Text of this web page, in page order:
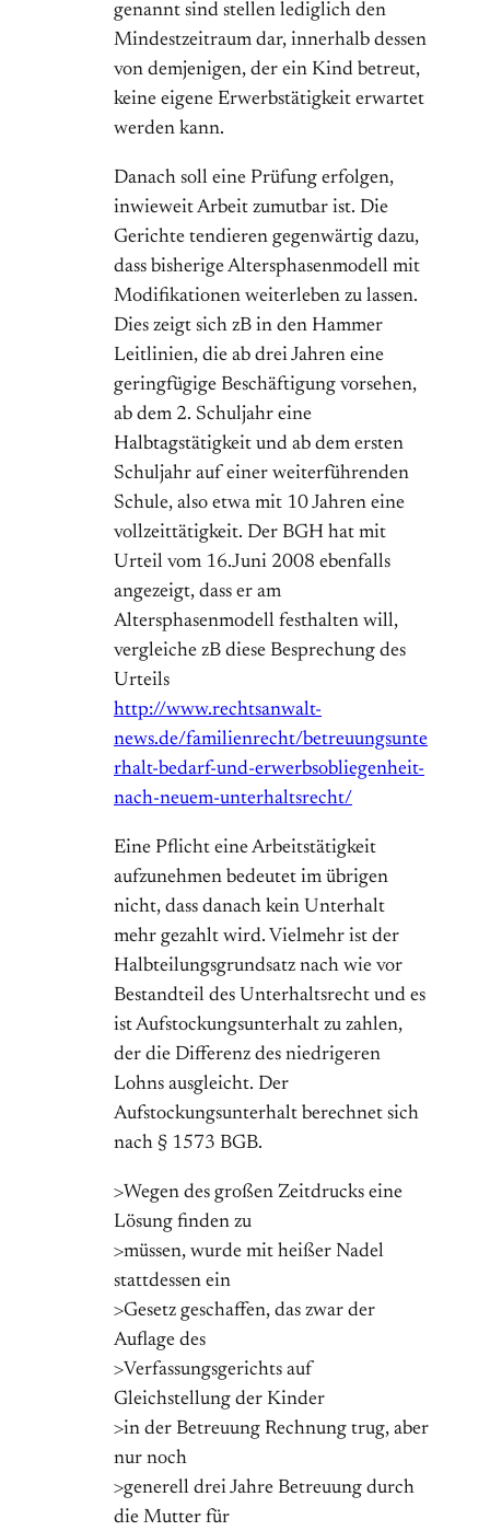
genannt sind stellen lediglich den
Mindestzeitraum dar, innerhalb dessen
von demjenigen, der ein Kind betreut,
keine eigene Erwerbstätigkeit erwartet
werden kann.
Danach soll eine Prüfung erfolgen,
inwieweit Arbeit zumutbar ist. Die
Gerichte tendieren gegenwärtig dazu,
dass bisherige Altersphasenmodell mit
Modifikationen weiterleben zu lassen.
Dies zeigt sich zB in den Hammer
Leitlinien, die ab drei Jahren eine
geringfügige Beschäftigung vorsehen,
ab dem 2. Schuljahr eine
Halbtagstätigkeit und ab dem ersten
Schuljahr auf einer weiterführenden
Schule, also etwa mit 10 Jahren eine
vollzeittätigkeit. Der BGH hat mit
Urteil vom 16.Juni 2008 ebenfalls
angezeigt, dass er am
Altersphasenmodell festhalten will,
vergleiche zB diese Besprechung des
Urteils
http://www.rechtsanwalt-
news.de/familienrecht/betreuungsunte
rhalt-bedarf-und-erwerbsobliegenheit-
nach-neuem-unterhaltsrecht/
Eine Pflicht eine Arbeitstätigkeit
aufzunehmen bedeutet im übrigen
nicht, dass danach kein Unterhalt
mehr gezahlt wird. Vielmehr ist der
Halbteilungsgrundsatz nach wie vor
Bestandteil des Unterhaltsrecht und es
ist Aufstockungsunterhalt zu zahlen,
der die Differenz des niedrigeren
Lohns ausgleicht. Der
Aufstockungsunterhalt berechnet sich
nach § 1573 BGB.
>Wegen des großen Zeitdrucks eine
Lösung finden zu
>müssen, wurde mit heißer Nadel
stattdessen ein
>Gesetz geschaffen, das zwar der
Auflage des
>Verfassungsgerichts auf
Gleichstellung der Kinder
>in der Betreuung Rechnung trug, aber
nur noch
>generell drei Jahre Betreuung durch
die Mutter für